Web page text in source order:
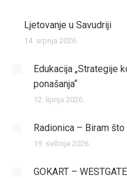
Ljetovanje u Savudriji
14. srpnja 2026.
Edukacija „Strategije
ponašanja“
12. lipnja 2026.
Radionica – Biram
19. svibnja 2026.
GOKART – WESTGATE